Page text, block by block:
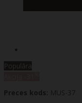
Populāra
Preces kods: MUS-37